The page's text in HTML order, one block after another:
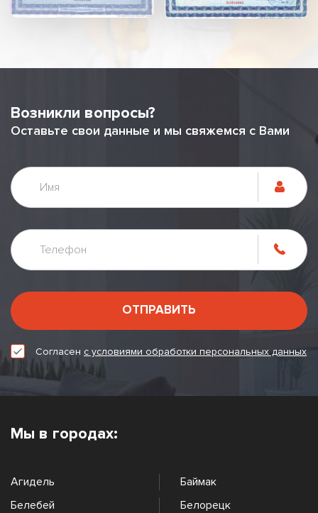
Возникли вопросы?
Оставьте свои данные и мы свяжемся с Вами
ОТПРАВИТЬ
Согласен с условиями обработки персональных данных
Мы в городах:
Агидель
Баймак
Белебей
Белорецк